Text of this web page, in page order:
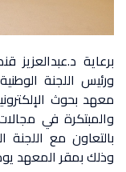
برعاية د.عبدالعزيز
ورئيس اللجنة
معهد بحوث
والمبتكرة في
بالتعاون مع اللجنة
وذلك بمقر المعهد يومي 10 و11 مايو